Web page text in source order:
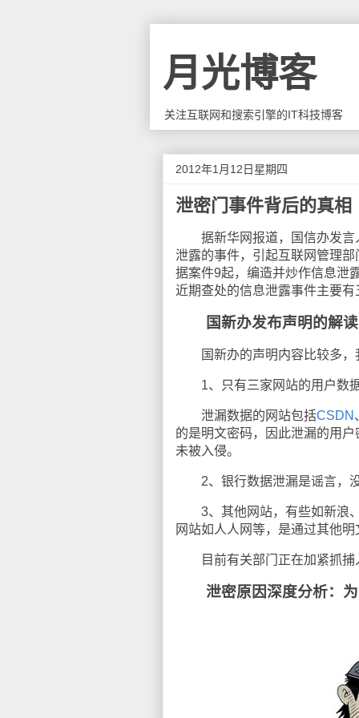
月光博客
关注互联网和搜索引擎的IT科技博客
2012年1月12日星期四
泄密门事件背后的真相
据新华网报道，国信办发言
泄露的事件，引起互联网管理
据案件9起，编造并炒作信息泄
近期查处的信息泄露事件主要
国新办发布声明的解读
国新办的声明内容比较多，
1、只有三家网站的用户数据
泄漏数据的网站包括CSDN
的是明文密码，因此泄漏的用
未被入侵。
2、银行数据泄漏是谣言，没
3、其他网站，有些如新浪、
网站如人人网等，是通过其他
目前有关部门正在加紧抓捕
泄密原因深度分析：